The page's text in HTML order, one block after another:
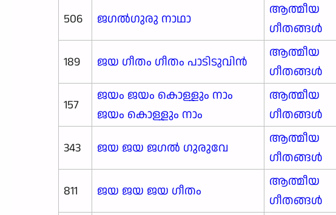
506
ജഗൽഗുരു നാഥാ
ആത്മീയ
ഗീതങ്ങൾ
189
ജയ ഗീതം ഗീതം പാടിടുവിൻ
ആത്മീയ
ഗീതങ്ങൾ
157
ജയം ജയം കൊള്ളും നാം
ജയം കൊള്ളും നാം
ആത്മീയ
ഗീതങ്ങൾ
343
ജയ ജയ ജഗൽ ഗുരുവേ
ആത്മീയ
ഗീതങ്ങൾ
811
ജയ ജയ ജയ ഗീതം
ആത്മീയ
ഗീതങ്ങൾ